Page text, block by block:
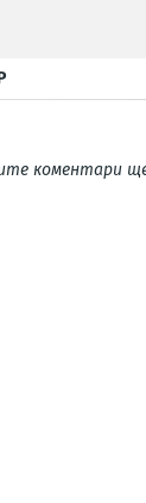
коментари